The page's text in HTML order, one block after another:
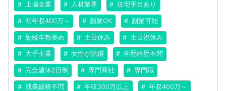
上場企業 人材業界 住宅手当あり
初年収400万～ 副業OK 副業可能
勤続年数長め 土日休み 土日祝休み
大手企業 女性が活躍 学歴経歴不問
完全週休2日制 専門商社 専門職
就業経験不問 年収300万以上 年収400万～